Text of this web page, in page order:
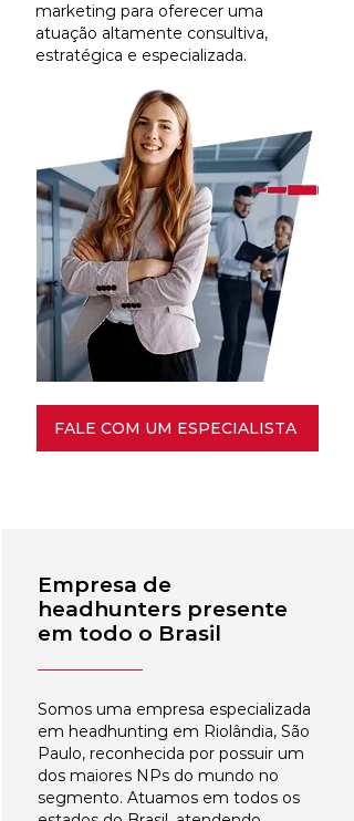
marketing para oferecer uma
atuação altamente consultiva,
estratégica e especializada.
FALE COM UM ESPECIALISTA
Empresa de
headhunters presente
em todo o Brasil
Somos uma empresa especializada
em headhunting em Riolândia, São
Paulo, reconhecida por possuir um
dos maiores NPs do mundo no
segmento. Atuamos em todos os